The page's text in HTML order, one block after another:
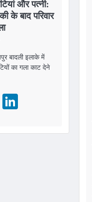
और पत्नी:
के बाद परिवार
बादली इलाके में
का गला काट देने
Telegram